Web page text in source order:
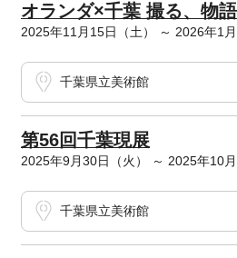
オランダ×千葉 撮る、物
2025年11月15日（土） ～ 2026年1月
千葉県立美術館
第56回千葉現展
2025年9月30日（火） ～ 2025年10月
千葉県立美術館